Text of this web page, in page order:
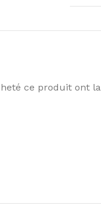
ce produit ont la